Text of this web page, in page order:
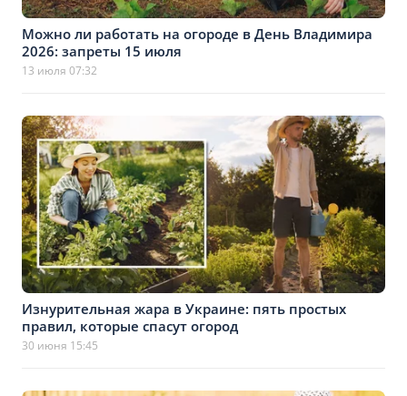
Можно ли работать на огороде в День Владимира
2026: запреты 15 июля
13 июля 07:32
Изнурительная жара в Украине: пять простых
правил, которые спасут огород
30 июня 15:45